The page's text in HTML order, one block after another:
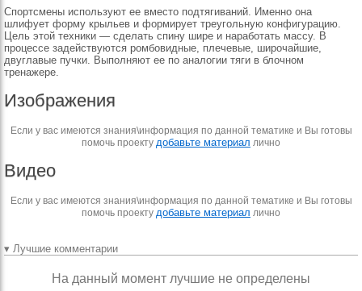
Спортсмены используют ее вместо подтягиваний. Именно она
шлифует форму крыльев и формирует треугольную конфигурацию.
Цель этой техники — сделать спину шире и наработать массу. В
процессе задействуются ромбовидные, плечевые, широчайшие,
двуглавые пучки. Выполняют ее по аналогии тяги в блочном
тренажере.
Изображения
Если у вас имеются знания\информация по данной тематике и Вы готовы
помочь проекту добавьте материал лично
Видео
Если у вас имеются знания\информация по данной тематике и Вы готовы
помочь проекту добавьте материал лично
▾ Лучшие комментарии
На данный момент лучшие не определены